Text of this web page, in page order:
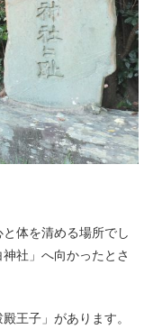
体を清める場所でし
社」へ向かったとさ
王子」があります。